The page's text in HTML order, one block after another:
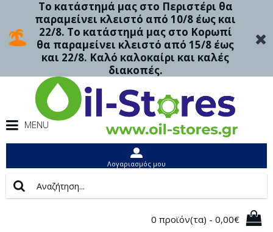
Το κατάστημά μας στο Περιστέρι θα
παραμείνει κλειστό από 10/8 έως και
22/8. Το κατάστημά μας στο Κορωπί
θα παραμείνει κλειστό από 15/8 έως
και 22/8. Καλό καλοκαίρι και καλές
διακοπές.
MENU
Λογαριασμός μου
0 προϊόν(τα) - 0,00€